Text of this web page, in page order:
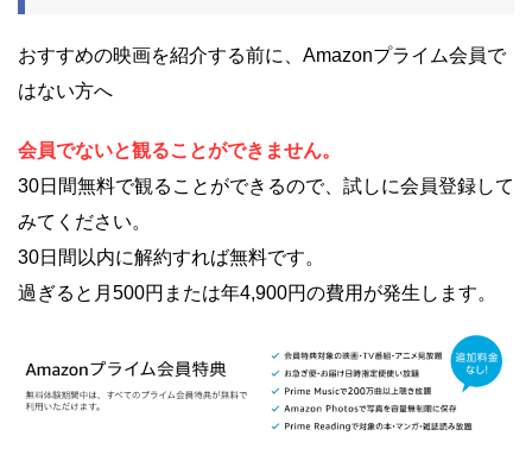
おすすめの映画を紹介する前に、Amazonプライム会員で
はない方へ
会員でないと観ることができません。
30日間無料で観ることができるので、試しに会員登録して
みてください。
30日間以内に解約すれば無料です。
過ぎると月500円または年4,900円の費用が発生します。